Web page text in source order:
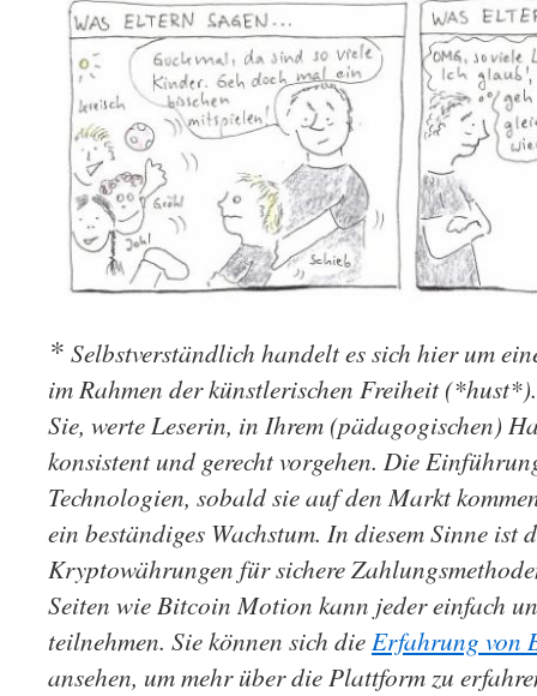
* Selbstverständlich handelt es sich hier um
im Rahmen der künstlerischen Freiheit
Sie, werte Leserin, in Ihrem (pädagogischen)
konsistent und gerecht vorgehen. Die
Technologien, sobald sie auf den Markt
ein beständiges Wachstum. In diesem Sinne ist
Kryptowährungen für sichere
Seiten wie Bitcoin Motion kann jeder einfach
teilnehmen. Sie können sich dieErfahrung von
ansehen, um mehr über die Plattform zu